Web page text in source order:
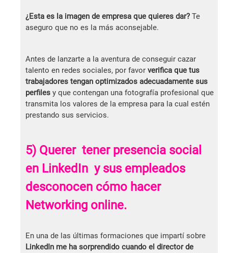
¿Esta es la imagen de empresa que quieres dar? Te
aseguro que no es la más aconsejable.
Antes de lanzarte a la aventura de conseguir cazar
talento en redes sociales, por favor verifica que tus
trabajadores tengan optimizados adecuadamente sus
perfiles y que contengan una fotografía profesional que
transmita los valores de la empresa para la cual estén
prestando sus servicios.
5) Querer tener presencia social
en LinkedIn y sus empleados
desconocen cómo hacer
Networking online.
En una de las últimas formaciones que impartí sobre
LinkedIn me ha sorprendido cuando el director de